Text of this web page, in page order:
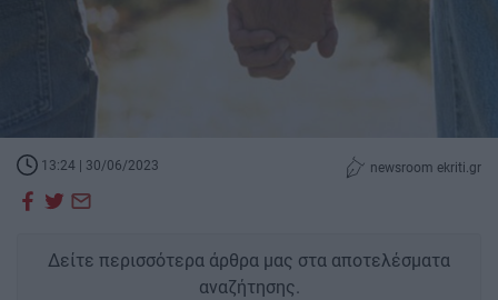
13:24 | 30/06/2023 newsroom ekriti.gr
Δείτε περισσότερα άρθρα μας στα αποτελέσματα
αναζήτησης.